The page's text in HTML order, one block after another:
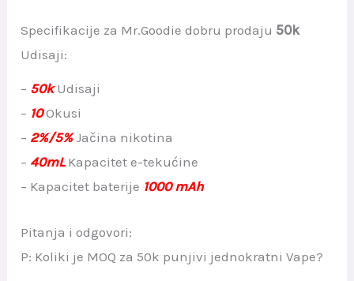
Specifikacije za Mr.Goodie dobru prodaju 50k
Udisaji:
– 50kUdisaji
– 10 Okusi
– 2%/5%Jačina nikotina
– 40mL Kapacitet e-tekućine
– Kapacitet baterije 1000 mAh
Pitanja i odgovori:
P: Koliki je MOQ za 50k punjivi jednokratni Vape?